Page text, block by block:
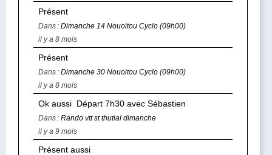
Présent
Dans : Dimanche 14 Nouoitou Cyclo (09h00)
il y a 8 mois
Présent
Dans : Dimanche 30 Nouoitou Cyclo (09h00)
il y a 8 mois
Ok aussi Départ 7h30 avec Sébastien
Dans : Rando vtt st thutial dimanche
il y a 9 mois
Présent aussi